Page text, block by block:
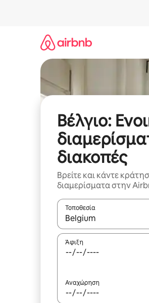
Βέλγιο:
διακοπές
Βρείτε και κάντε
διαμερίσματα στην
Τοποθεσία
Όταν τα αποτελέσματα
Άφιξη
Αναχώρηση